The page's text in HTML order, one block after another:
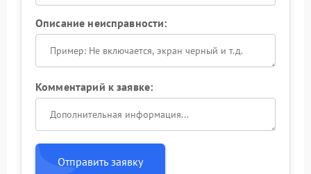
Описание неисправности:
Комментарий к заявке:
Отправить заявку